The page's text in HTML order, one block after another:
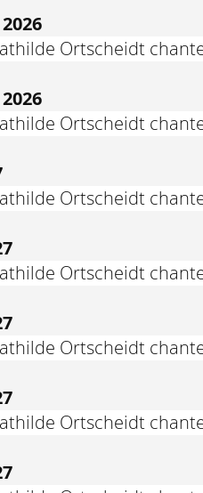
Ortscheidt
Ortscheidt
Ortscheidt
Ortscheidt
Ortscheidt
Ortscheidt